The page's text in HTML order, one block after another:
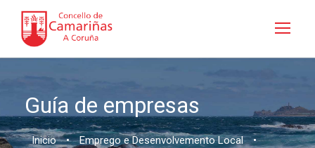
Guía de empresas
Inicio • Emprego e Desenvolvemento Local •